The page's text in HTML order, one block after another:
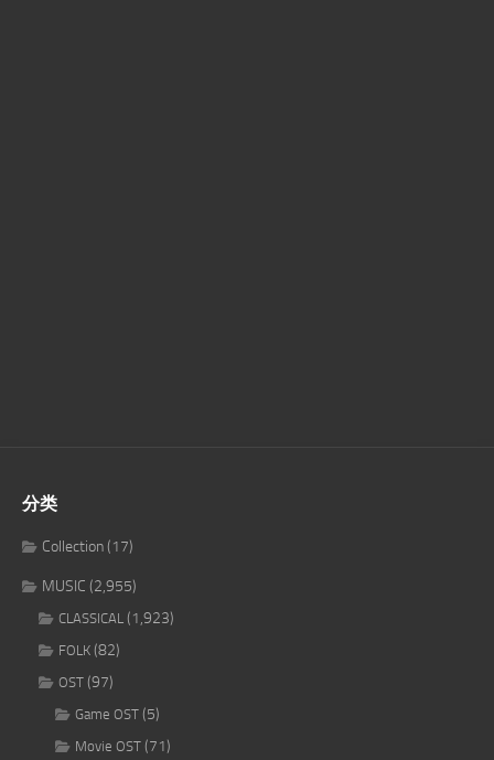
分类
Collection(17)
MUSIC (2,955)
CLASSICAL (1,923)
FOLK (82)
OST (97)
Game OST (5)
Movie OST (71)